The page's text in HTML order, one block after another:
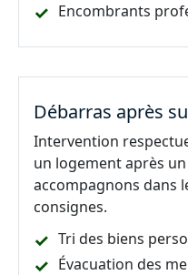
Encombrants
Débarras après
Intervention
un logement après
accompagnons dans
consignes.
Tri des biens
Évacuation des